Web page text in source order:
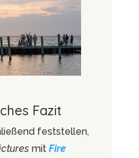
Fazit
feststellen,
mit Fire